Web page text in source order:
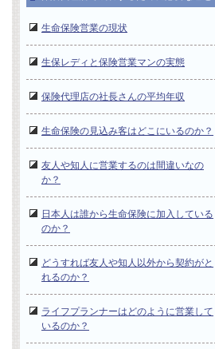
生命保険営業の現状
生保レディと保険営業マンの実態
保険代理店の社長さんの平均年収
生命保険の見込み客はどこにいるのか？
友人や知人に営業するのは間違いなの
か？
日本人は誰から生命保険に加入している
のか？
どうすれば友人や知人以外から契約がと
れるのか？
ライフプランナーはどのように営業して
いるのか？